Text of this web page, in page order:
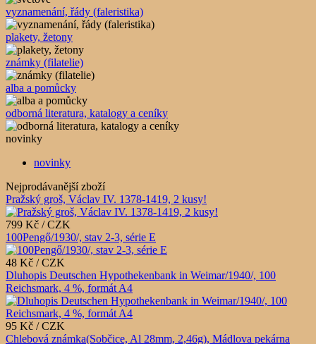
vyznamenání, řády (faleristika)
plakety, žetony
známky (filatelie)
alba a pomůcky
odborná literatura, katalogy a ceníky
novinky
novinky
Nejprodávanější zboží
Pražský groš, Václav IV. 1378-1419, 2 kusy!
799 Kč / CZK
100Pengő/1930/, stav 2-3, série E
48 Kč / CZK
Dluhopis Deutschen Hypothekenbank in Weimar/1940/, 100
Reichsmark, 4 %, formát A4
95 Kč / CZK
Chlebová známka(Sobčice, Al 28mm, 2,46g), Mádlova pekárna